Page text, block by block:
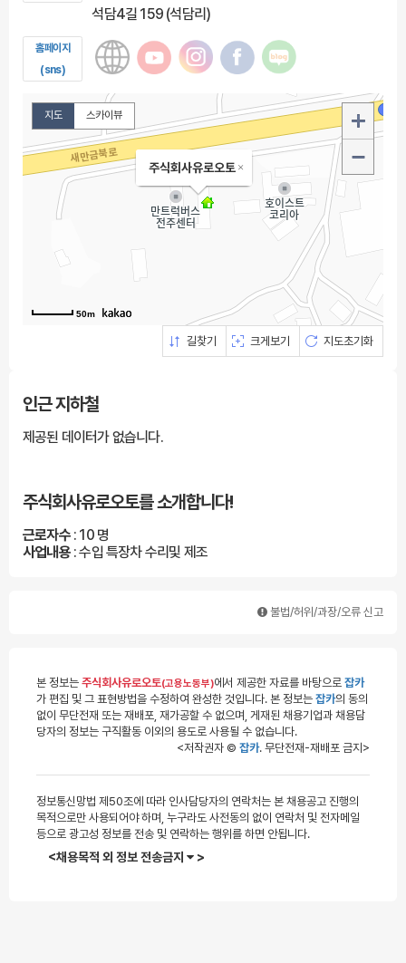
석담4길 159 (석담리)
홈페이지
(sns)
주식회사유로오토
50m
지도 스카이뷰
지도초기화
크게보기
길찾기
인근 지하철
제공된 데이터가 없습니다.
주식회사유로오토를소개합니다!
근로자수: 10 명
사업내용: 수입 특장차 수리및 제조
불법/허위/과장/오류 신고
본 정보는 주식회사유로오토(고용노동부)에서 제공한 자료를 바탕으로 잡카
가 편집 및 그 표현방법을 수정하여 완성한 것입니다. 본 정보는 잡카의 동의
없이 무단전재 또는 재배포, 재가공할 수 없으며, 게재된 채용기업과 채용담
당자의 정보는 구직활동 이외의 용도로 사용될 수 없습니다.
<저작권자 © 잡카. 무단전재-재배포 금지>
정보통신망법 제50조에 따라 인사담당자의 연락처는 본 채용공고 진행의
목적으로만 사용되어야 하며, 누구라도 사전동의 없이 연락처 및 전자메일
등으로 광고성 정보를 전송 및 연락하는 행위를 하면 안됩니다.
<채용목적 외 정보 전송금지 >